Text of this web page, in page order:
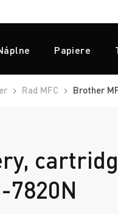
Papiere
Rad MFC Brother
7820N